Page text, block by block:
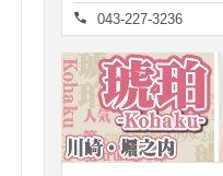
043-227-3236